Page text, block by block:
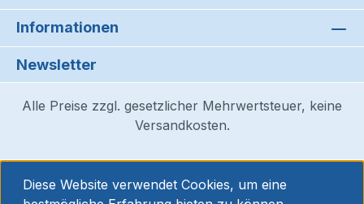
Informationen
Newsletter
Alle Preise zzgl. gesetzlicher Mehrwertsteuer, keine
Versandkosten.
Diese Website verwendet Cookies, um eine